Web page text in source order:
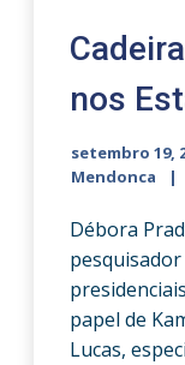
nos
setembro 19,
Mendonca
Débora
papel de
Lucas,